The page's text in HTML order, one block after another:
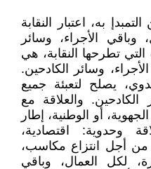
به، اعتبار النقابة
وباقي الأجراء، وسائر
تطرحها النقابة، هي
وسائر الكادحين.
يصلح لتعبئة جميع
الكادحين. والعلاقة مع
الجهوية، أو الوطنية، إطار
وحدوية: اقتصادية،
من أجل انتزاع مكاسب،
لكل العمال، وباقي